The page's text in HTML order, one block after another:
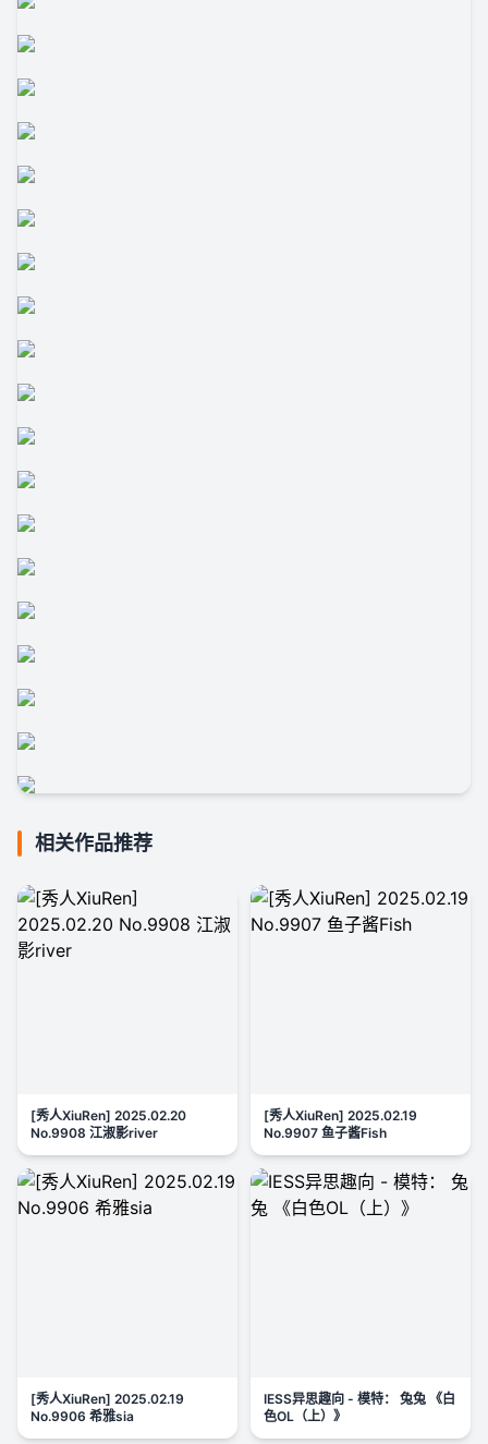
相关作品推荐
[秀人XiuRen] 2025.02.20
No.9908 江淑影river
[秀人XiuRen] 2025.02.19
No.9907 鱼子酱Fish
[秀人XiuRen] 2025.02.19
No.9906 希雅sia
IESS异思趣向 - 模特： 兔兔 《白
色OL（上）》